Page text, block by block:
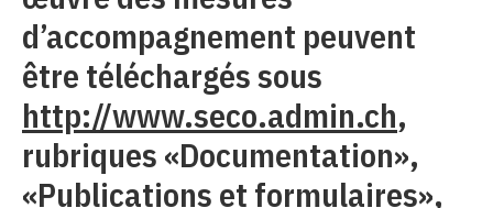
d’accompagnement peuvent
être téléchargés sous
http://www.seco.admin.ch,
rubriques «Documentation»,
«Publications et formulaires»,